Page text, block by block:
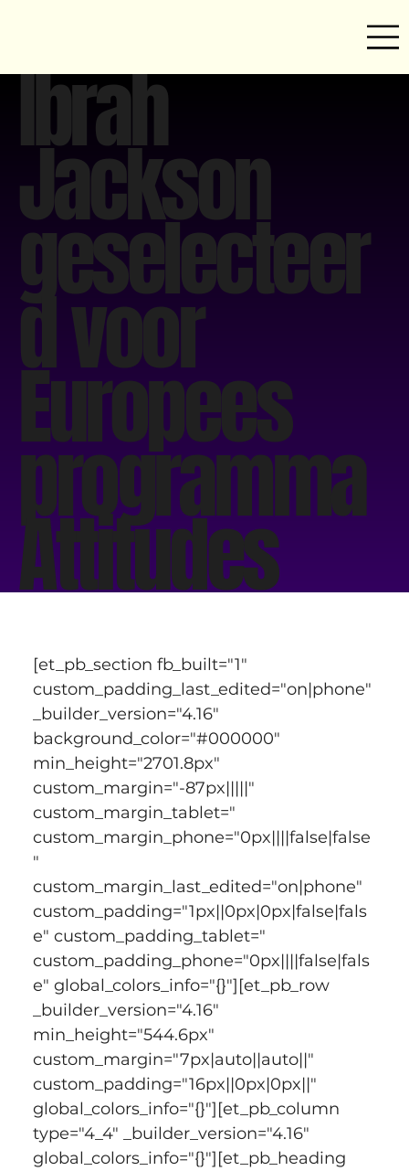
Ibrah
Jackson
geselecteer
d voor
Europees
programma
Attitudes
[et_pb_section fb_built="1"
custom_padding_last_edited="on|phone"
_builder_version="4.16"
background_color="#000000"
min_height="2701.8px"
custom_margin="-87px|||||"
custom_margin_tablet="
custom_margin_phone="0px||||false|false
"
custom_margin_last_edited="on|phone"
custom_padding="1px||0px|0px|false|fals
e" custom_padding_tablet="
custom_padding_phone="0px||||false|fals
e" global_colors_info="{}"][et_pb_row
_builder_version="4.16"
min_height="544.6px"
custom_margin="7px|auto||auto||"
custom_padding="16px||0px|0px||"
global_colors_info="{}"][et_pb_column
type="4_4" _builder_version="4.16"
global_colors_info="{}"][et_pb_heading